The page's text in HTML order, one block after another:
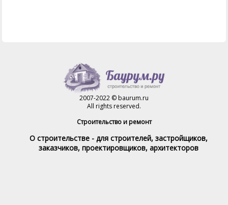
2007-2022 © baurum.ru
All rights reserved.
Строительство и ремонт
О строительстве - для строителей, застройщиков,
заказчиков, проектировщиков, архитекторов